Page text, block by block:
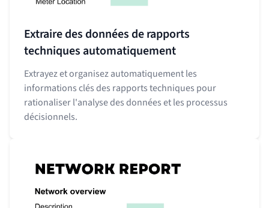
Extraire des données de rapports
techniques automatiquement
Extrayez et organisez automatiquement les
informations clés des rapports techniques pour
rationaliser l'analyse des données et les processus
décisionnels.